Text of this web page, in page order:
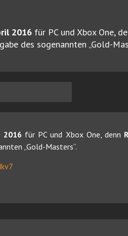
2016 für PC und Xbox One,
des sogenannten „Gold-
2016 für PC und Xbox One, denn
„Gold-Masters“.